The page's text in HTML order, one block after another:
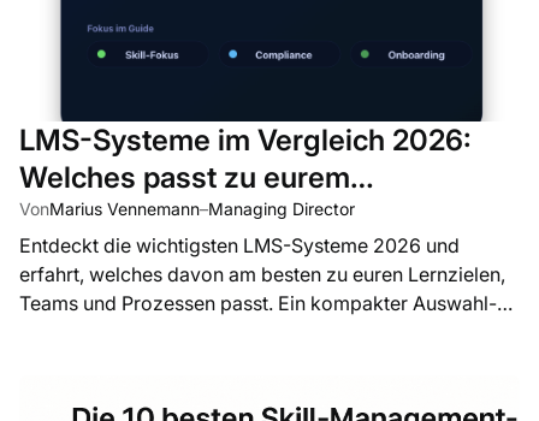
LMS-Systeme im Vergleich 2026:
Welches passt zu eurem
Unternehmen?
VonMarius Vennemann–Managing Director
Entdeckt die wichtigsten LMS-Systeme 2026 und
erfahrt, welches davon am besten zu euren Lernzielen,
Teams und Prozessen passt. Ein kompakter Auswahl-